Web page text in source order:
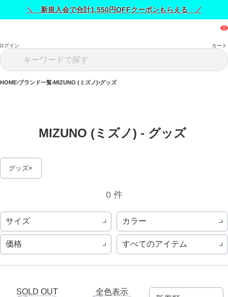
＼ 新規入会で合計1,550円OFFクーポンもらえる ／
グイン カート
HOME ブランド一覧 MIZUNO (ミズノ) グッズ
MIZUNO (ミズノ) - グッズ
グッズ
0 件
サイズ カラー
価格 すべてのアイテム
SOLD OUT 全色表示